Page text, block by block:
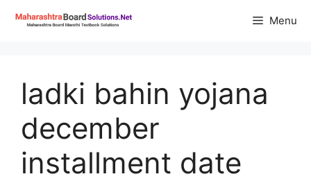
Menu
ladki bahin yojana
december
installment date